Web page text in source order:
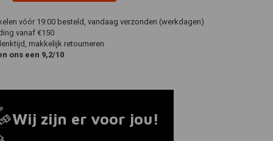
vóór 19:00 besteld, vandaag verzonden (werkdagen)
vanaf €150
makkelijk retourneren
ons een 9,2/10
Wij zijn er voor jou!